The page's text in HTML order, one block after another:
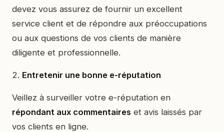
devez vous assurez de fournir un excellent
service client et de répondre aux préoccupations
ou aux questions de vos clients de manière
diligente et professionnelle.
2. Entretenir une bonne e-réputation
Veillez à surveiller votre e-réputation en
répondant aux commentaires et avis laissés par
vos clients en ligne.